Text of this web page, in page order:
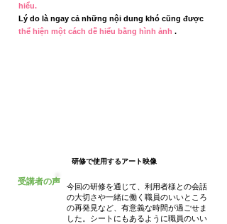
hiểu.
Lý do là ngay cả những nội dung khó cũng được
thể hiện một cách dễ hiểu bằng hình ảnh .
研修で使用するアート映像
今回の研修を通じて、利用者様との会話
の大切さや一緒に働く職員のいいところ
の再発見など、有意義な時間が過ごせま
した。シートにもあるように職員のいい
受講者の声